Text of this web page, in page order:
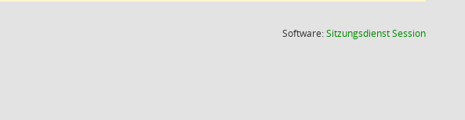
Software:SitzungsdienstSession(Wird in